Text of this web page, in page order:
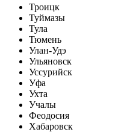
Троицк
Туймазы
Тула
Тюмень
Улан-Удэ
Ульяновск
Уссурийск
Уфа
Ухта
Учалы
Феодосия
Хабаровск